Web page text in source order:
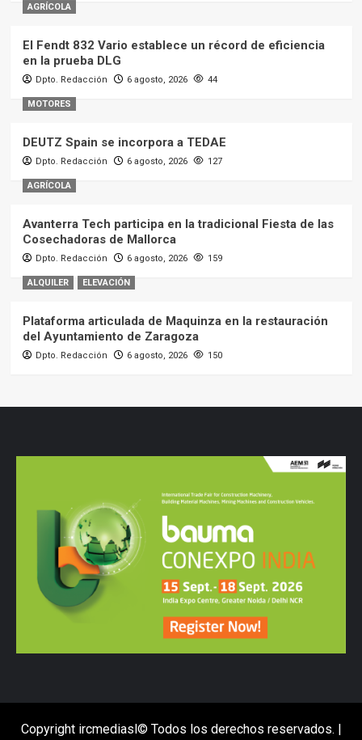
AGRÍCOLA
El Fendt 832 Vario establece un récord de eficiencia
en la prueba DLG
Dpto. Redacción 6 agosto, 2026 44
MOTORES
DEUTZ Spain se incorpora a TEDAE
Dpto. Redacción 6 agosto, 2026 127
AGRÍCOLA
Avanterra Tech participa en la tradicional Fiesta de las
Cosechadoras de Mallorca
Dpto. Redacción 6 agosto, 2026 159
ALQUILER ELEVACIÓN
Plataforma articulada de Maquinza en la restauración
del Ayuntamiento de Zaragoza
Dpto. Redacción 6 agosto, 2026 150
Copyright ircmediasl© Todos los derechos reservados.